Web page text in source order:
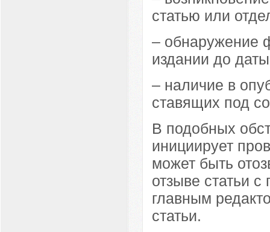
статью или
– обнаружение
издании до
– наличие в
ставящих под
В подобных
инициирует
может быть
отзыве статьи
главным
статьи.